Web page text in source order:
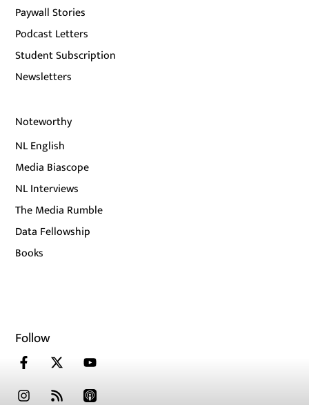
Paywall Stories
Podcast Letters
Student Subscription
Newsletters
Noteworthy
NL English
Media Biascope
NL Interviews
The Media Rumble
Data Fellowship
Books
Follow